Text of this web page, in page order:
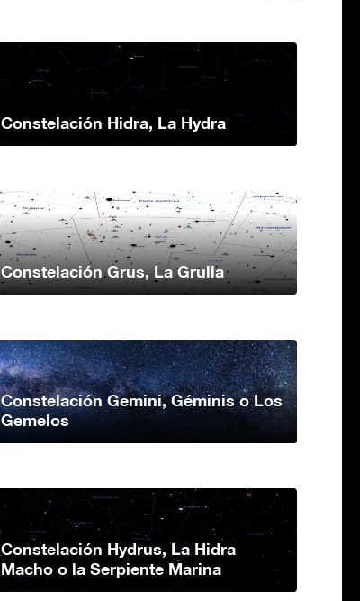
Constelación Hidra, La Hydra
Constelación Grus, La Grulla
Constelación Gemini, Géminis o Los
Gemelos
Constelación Hydrus, La Hidra
Macho o la Serpiente Marina